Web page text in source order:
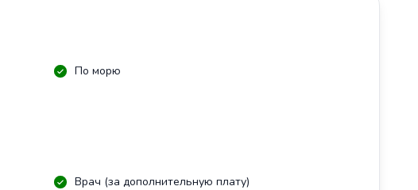
По морю
Врач (за дополнительную плату)